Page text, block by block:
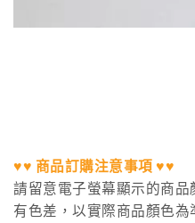
♥♥ 商品訂購注意事項 ♥♥
請留意電子螢幕顯示的商
有色差，以實際商品顏色為